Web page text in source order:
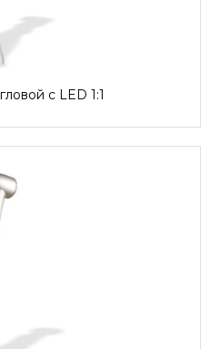
с LED 1:1